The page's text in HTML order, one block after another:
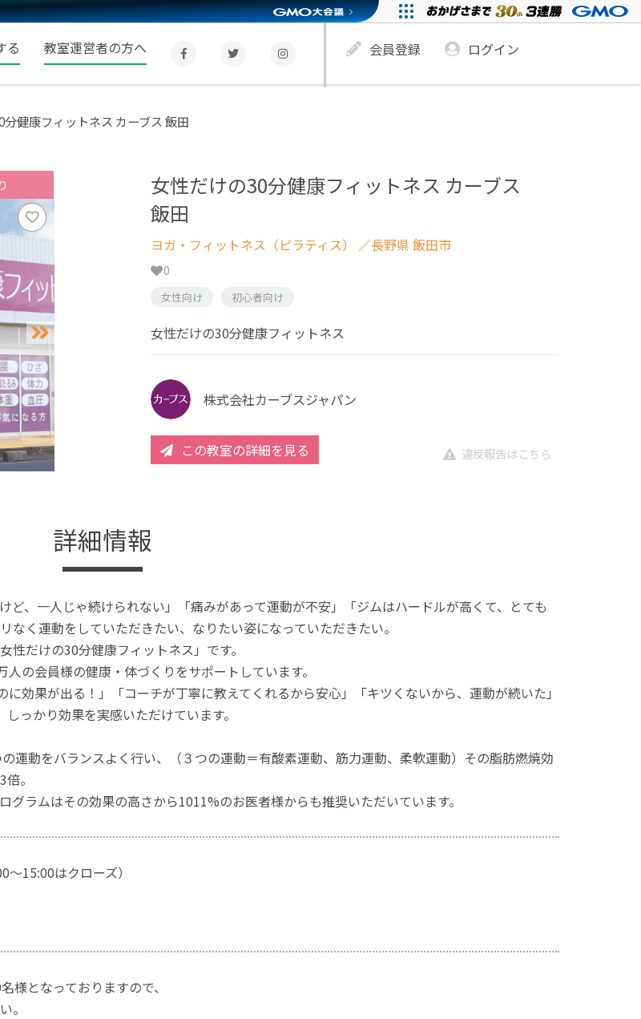
る 教室運営者の方へ 会員登録 ログイン
分健康フィットネス カーブス 飯田
女性だけの30分健康フィットネス カーブス
飯田
ヨガ・フィットネス（ピラティス） ／長野県 飯田市
0
女性向け 初心者向け
女性だけの30分健康フィットネス
株式会社カーブスジャパン
この教室の詳細を見る 違反報告はこちら
詳細情報
ど、一人じゃ続けられない」「痛みがあって運動が不安」「ジムはハードルが高くて、とても
なく運動をしていただきたい、なりたい姿になっていただきたい。
性だけの30分健康フィットネス」です。
の会員様の健康・体づくりをサポートしています。
に効果が出る！」「コーチが丁寧に教えてくれるから安心」「キツくないから、運動が続いた」
っかり効果を実感いただけています。
運動をバランスよく行い、（３つの運動＝有酸素運動、筋力運動、柔軟運動）その脂肪燃焼効
。
グラムはその効果の高さから1011%のお医者様からも推奨いただいています。
15:00はクローズ）
様となっておりますので、
。